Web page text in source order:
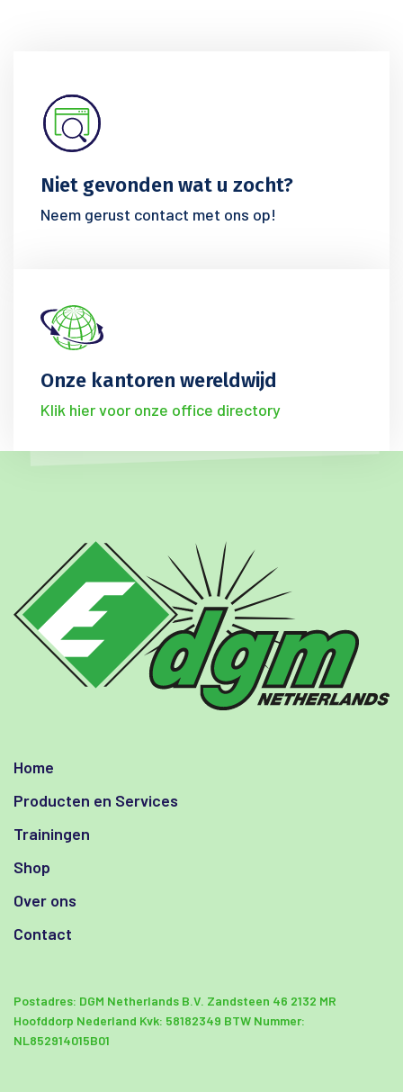
Niet gevonden wat u zocht?
Neem gerust contact met ons op!
Onze kantoren wereldwijd
Klik hier voor onze office directory
Home
Producten en Services
Trainingen
Shop
Over ons
Contact
Postadres: DGM Netherlands B.V. Zandsteen 46 2132 MR
Hoofddorp Nederland Kvk: 58182349 BTW Nummer:
NL852914015B01